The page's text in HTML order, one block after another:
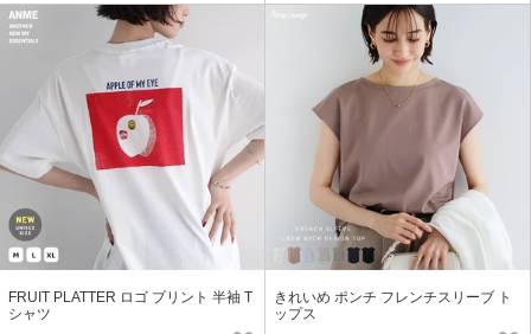
FRUIT PLATTER ロゴ プリント 半袖 T
シャツ
きれいめ ポンチ フレンチスリーブ ト
ップス